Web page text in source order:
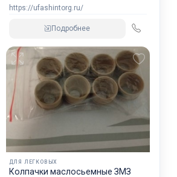
https://ufashintorg.ru/
Подробнее
ДЛЯ ЛЕГКОВЫХ
Колпачки маслосьемные ЗМЗ